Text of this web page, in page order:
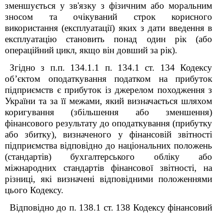
зменшується у зв'язку з фізичним або моральним
зносом та очікуваний строк корисного
використання (експлуатації) яких з дати введення в
експлуатацію становить понад один рік (або
операційний цикл, якщо він довший за рік).
Згідно з п.п. 134.1.1 п. 134.1 ст. 134 Кодексу
об’єктом оподаткування податком на прибуток
підприємств є прибуток із джерелом походження з
України та за її межами, який визначається шляхом
коригування (збільшення або зменшення)
фінансового результату до оподаткування (прибутку
або збитку), визначеного у фінансовій звітності
підприємства відповідно до національних положень
(стандартів) бухгалтерського обліку або
міжнародних стандартів фінансової звітності, на
різниці, які визначені відповідними положеннями
цього Кодексу.
Відповідно до п. 138.1 ст. 138 Кодексу фінансовий